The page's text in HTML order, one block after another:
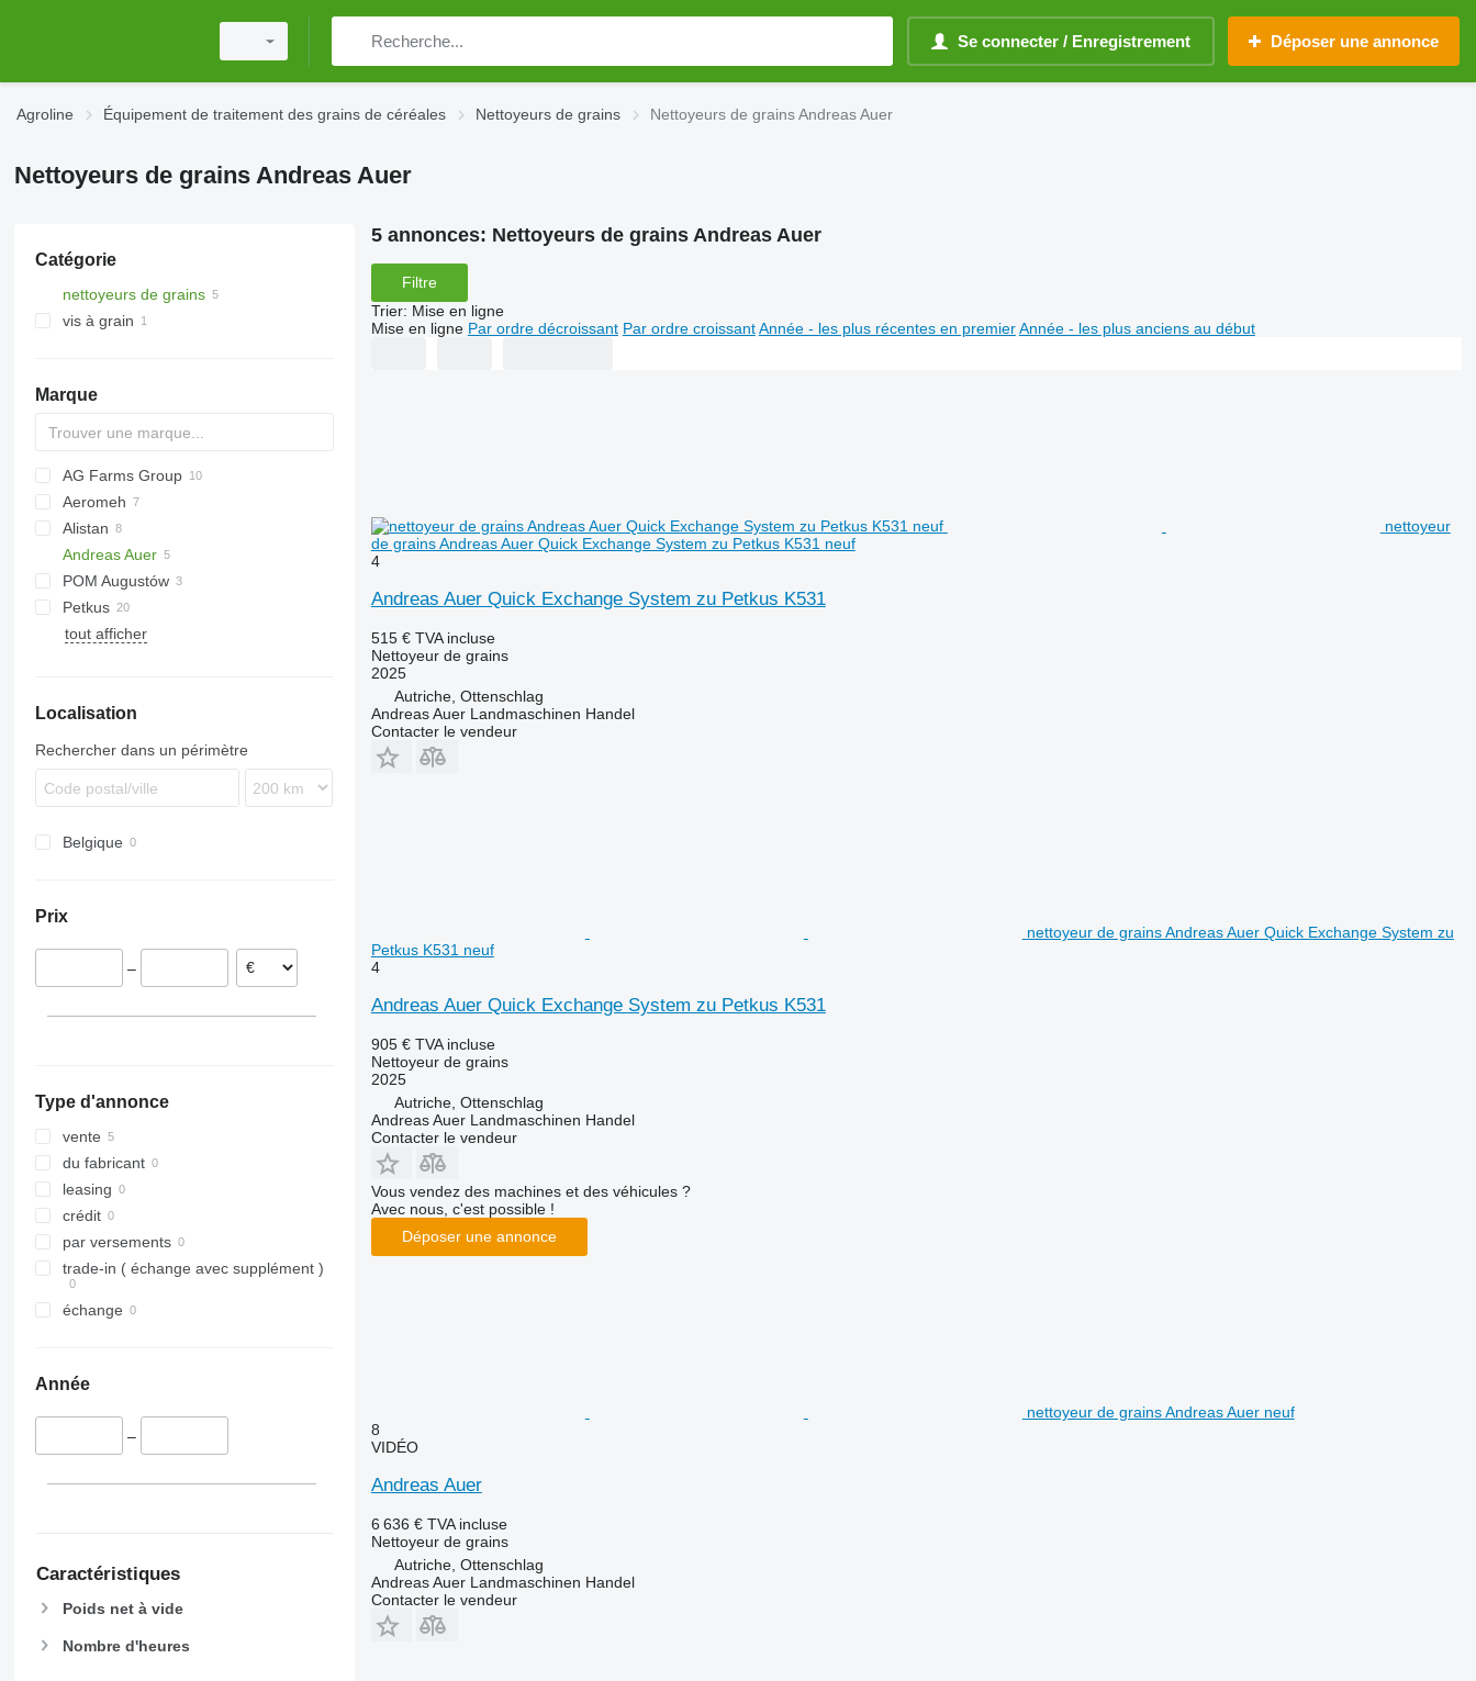
Se connecter / Enregistrement Déposer une annonce
Agroline Équipement de traitement des grains de céréales Nettoyeurs de grains Nettoyeurs de grains Andreas Auer
Nettoyeurs de grains Andreas Auer
Catégorie
nettoyeurs de grains
vis à grain
Marque
AG Farms Group
Aeromeh
Alistan
Andreas Auer
K series
POM Augustów
Petkus
K218
K541
K553
tout afficher
Localisation
Rechercher dans un périmètre
Belgique
Prix
–
Type d'annonce
vente
du fabricant
leasing
crédit
par versements
trade-in ( échange avec supplément )
échange
Année
–
Caractéristiques
Poids net à vide
Nombre d'heures
5 annonces: Nettoyeurs de grains Andreas Auer
Filtre
Trier: Mise en ligne
Mise en ligne Par ordre décroissant Par ordre croissant Année - les plus récentes en premier Année - les plus anciens au début
nettoyeur
de grains Andreas Auer Quick Exchange System zu Petkus K531 neuf
4
Andreas Auer Quick Exchange System zu Petkus K531
515 € TVA incluse
Nettoyeur de grains
2025
Autriche, Ottenschlag
Andreas Auer Landmaschinen Handel
Contacter le vendeur
nettoyeur de grains Andreas Auer Quick Exchange System zu
Petkus K531 neuf
4
Andreas Auer Quick Exchange System zu Petkus K531
905 € TVA incluse
Nettoyeur de grains
2025
Autriche, Ottenschlag
Andreas Auer Landmaschinen Handel
Contacter le vendeur
Vous vendez des machines et des véhicules ?
Avec nous, c'est possible !
Déposer une annonce
nettoyeur de grains Andreas Auer neuf
8
VIDÉO
Andreas Auer
6 636 € TVA incluse
Nettoyeur de grains
Autriche, Ottenschlag
Andreas Auer Landmaschinen Handel
Contacter le vendeur